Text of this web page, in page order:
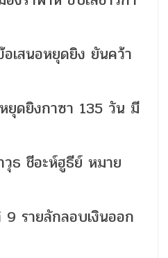
เสนอหยุดยิง ยันคว้า
ยุดยิงกาซา 135 วัน มี
ธ ชีอะห์ฮูธีย์ หมาย
รายลักลอบเงินออก